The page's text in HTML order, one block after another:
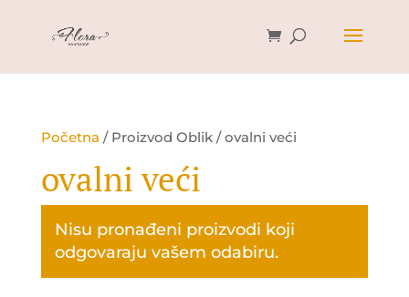
Početna / Proizvod Oblik / ovalni veći
ovalni veći
Nisu pronađeni proizvodi koji
odgovaraju vašem odabiru.